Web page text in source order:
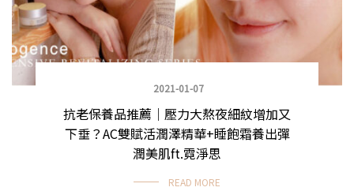
2021-01-07
抗老保養品推薦｜壓力大熬夜細紋增加又
下垂？AC雙賦活潤澤精華+睡飽霜養出彈
潤美肌ft.霓淨思
READ MORE